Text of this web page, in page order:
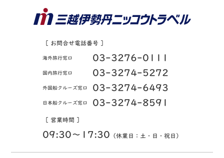
［ お問合せ電話番号 ］
海外旅行窓口 03-3276-0111
国内旅行窓口 03-3274-5272
外国船クルーズ窓口 03-3274-6493
日本船クルーズ窓口 03-3274-8591
［ 営業時間 ］
09:30〜17:30 （休業日：土・日・祝日）